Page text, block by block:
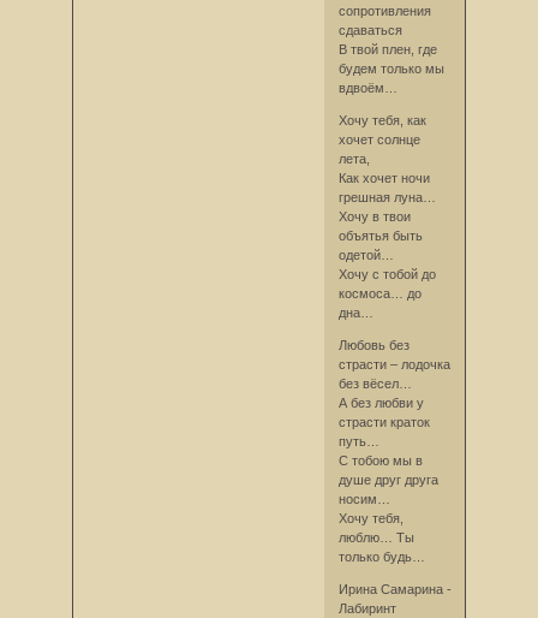
сопротивления
сдаваться
В твой плен, где
будем только мы
вдвоём…
Хочу тебя, как
хочет солнце
лета,
Как хочет ночи
грешная луна…
Хочу в твои
объятья быть
одетой…
Хочу с тобой до
космоса… до
дна…
Любовь без
страсти – лодочка
без вёсел…
А без любви у
страсти краток
путь…
С тобою мы в
душе друг друга
носим…
Хочу тебя,
люблю… Ты
только будь…
Ирина Самарина -
Лабиринт